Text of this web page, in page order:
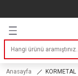
Anasayfa KORMETAL